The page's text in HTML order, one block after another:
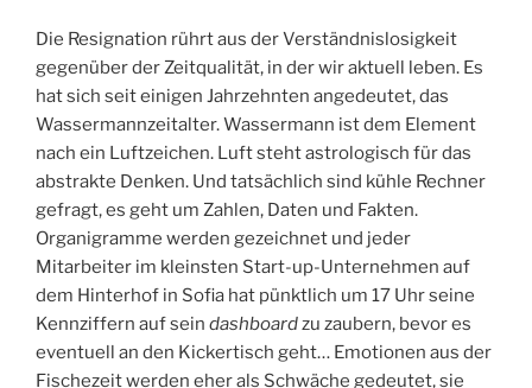
Die Resignation rührt aus der Verständnislosigkeit
gegenüber der Zeitqualität, in der wir aktuell leben. Es
hat sich seit einigen Jahrzehnten angedeutet, das
Wassermannzeitalter. Wassermann ist dem Element
nach ein Luftzeichen. Luft steht astrologisch für das
abstrakte Denken. Und tatsächlich sind kühle Rechner
gefragt, es geht um Zahlen, Daten und Fakten.
Organigramme werden gezeichnet und jeder
Mitarbeiter im kleinsten Start-up-Unternehmen auf
dem Hinterhof in Sofia hat pünktlich um 17 Uhr seine
Kennziffern auf sein dashboardzu zaubern, bevor es
eventuell an den Kickertisch geht… Emotionen aus der
Fischezeit werden eher als Schwäche gedeutet, sie